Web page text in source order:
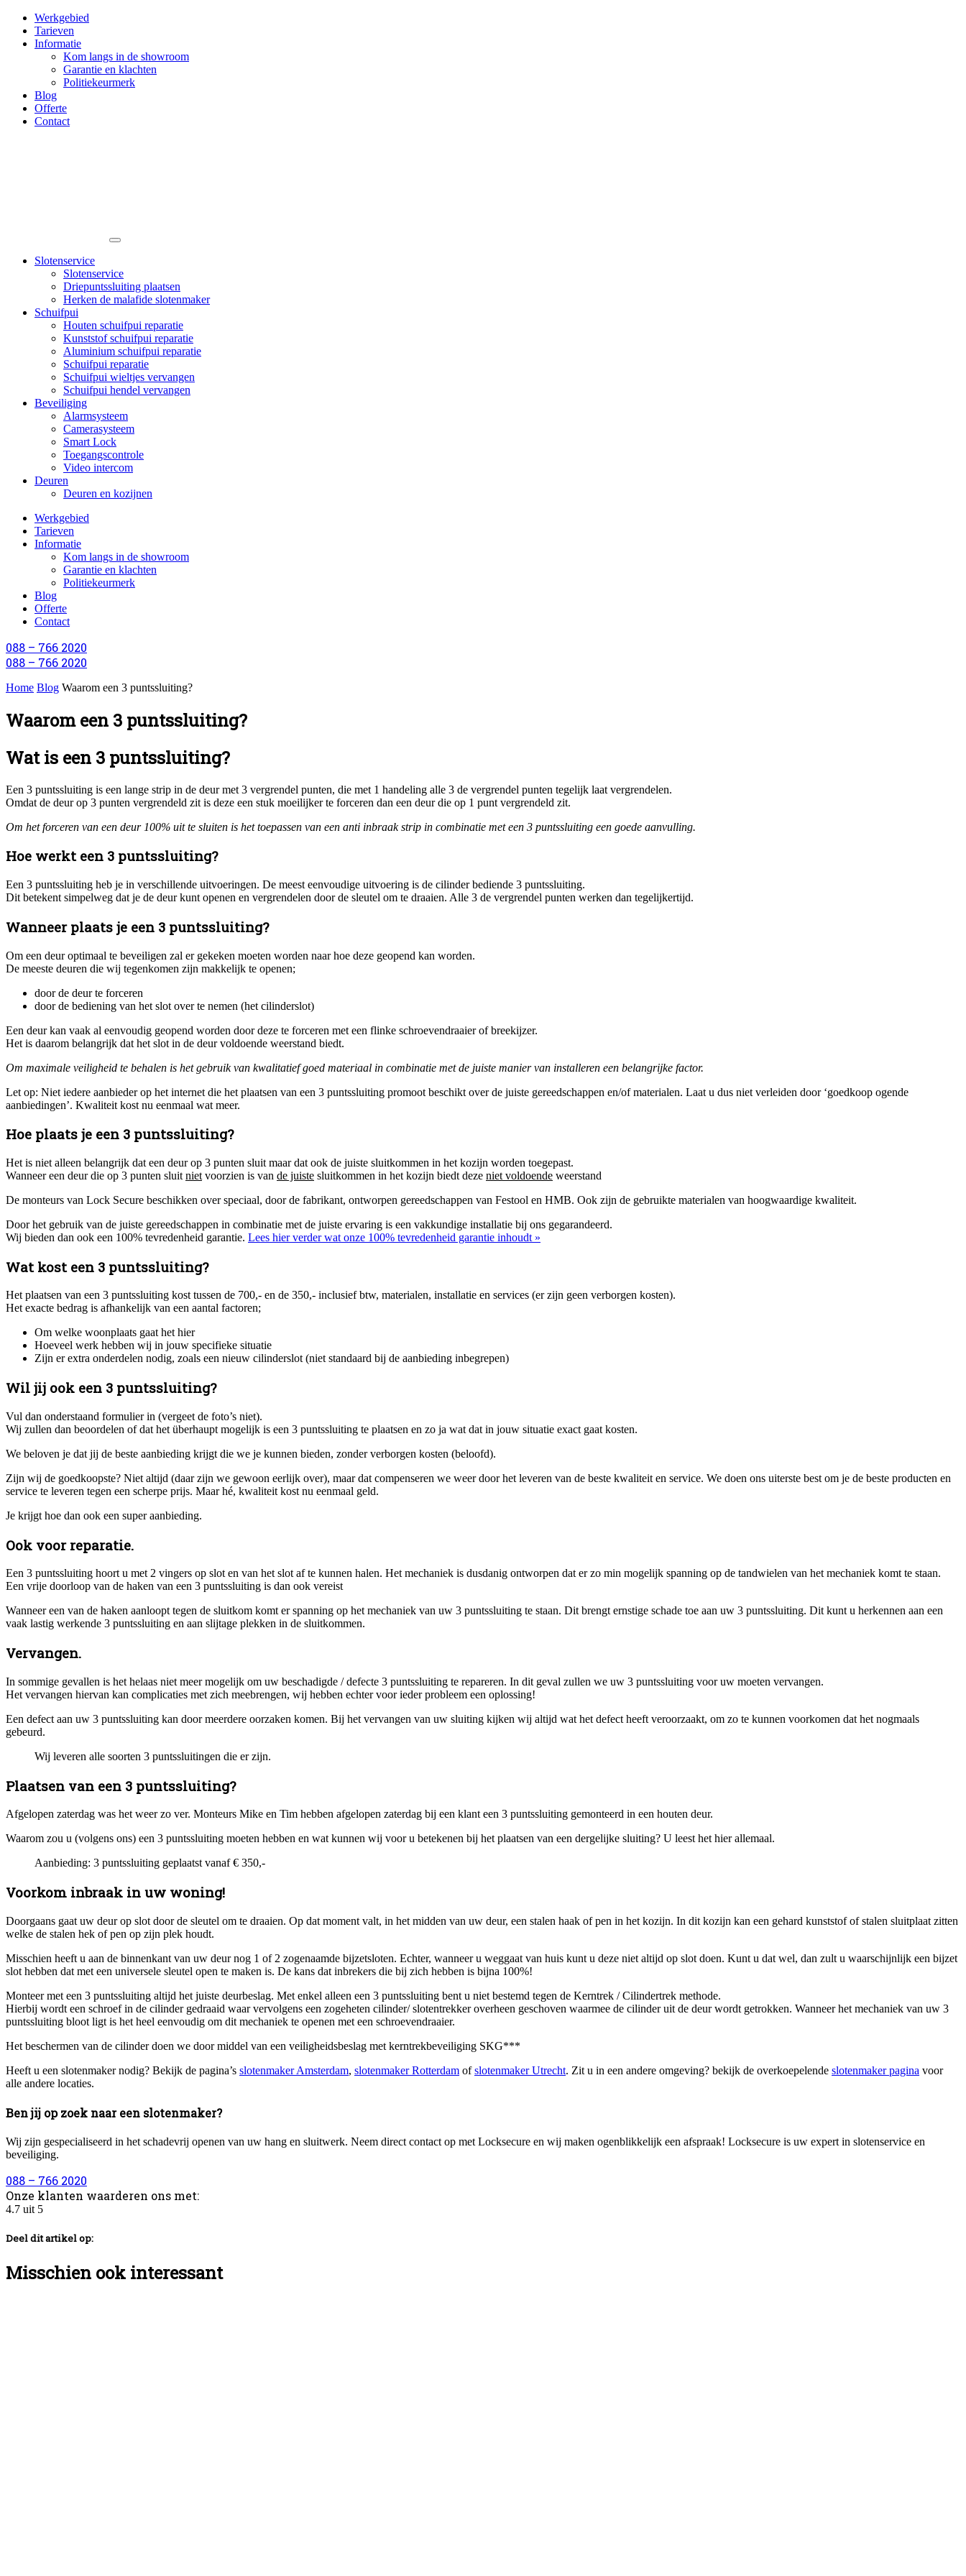
Werkgebied
Tarieven
Informatie
Kom langs in de showroom
Garantie en klachten
Politiekeurmerk
Blog
Offerte
Contact
Slotenservice
Slotenservice
Driepuntssluiting plaatsen
Herken de malafide slotenmaker
Schuifpui
Houten schuifpui reparatie
Kunststof schuifpui reparatie
Aluminium schuifpui reparatie
Schuifpui reparatie
Schuifpui wieltjes vervangen
Schuifpui hendel vervangen
Beveiliging
Alarmsysteem
Camerasysteem
Smart Lock
Toegangscontrole
Video intercom
Deuren
Deuren en kozijnen
Werkgebied
Tarieven
Informatie
Kom langs in de showroom
Garantie en klachten
Politiekeurmerk
Blog
Offerte
Contact
088 – 766 2020
088 – 766 2020
Home Blog Waarom een 3 puntssluiting?
Waarom een 3 puntssluiting?
Wat is een 3 puntssluiting?
Een 3 puntssluiting is een lange strip in de deur met 3 vergrendel punten, die met 1 handeling alle 3 de vergrendel punten tegelijk laat vergrendelen.
Omdat de deur op 3 punten vergrendeld zit is deze een stuk moeilijker te forceren dan een deur die op 1 punt vergrendeld zit.
Om het forceren van een deur 100% uit te sluiten is het toepassen van een anti inbraak strip in combinatie met een 3 puntssluiting een goede aanvulling.
Hoe werkt een 3 puntssluiting?
Een 3 puntssluiting heb je in verschillende uitvoeringen. De meest eenvoudige uitvoering is de cilinder bediende 3 puntssluiting.
Dit betekent simpelweg dat je de deur kunt openen en vergrendelen door de sleutel om te draaien. Alle 3 de vergrendel punten werken dan tegelijkertijd.
Wanneer plaats je een 3 puntssluiting?
Om een deur optimaal te beveiligen zal er gekeken moeten worden naar hoe deze geopend kan worden.
De meeste deuren die wij tegenkomen zijn makkelijk te openen;
door de deur te forceren
door de bediening van het slot over te nemen (het cilinderslot)
Een deur kan vaak al eenvoudig geopend worden door deze te forceren met een flinke schroevendraaier of breekijzer.
Het is daarom belangrijk dat het slot in de deur voldoende weerstand biedt.
Om maximale veiligheid te behalen is het gebruik van kwalitatief goed materiaal in combinatie met de juiste manier van installeren een belangrijke factor.
Let op: Niet iedere aanbieder op het internet die het plaatsen van een 3 puntssluiting promoot beschikt over de juiste gereedschappen en/of materialen. Laat u dus niet verleiden door ‘goedkoop ogende
aanbiedingen’. Kwaliteit kost nu eenmaal wat meer.
Hoe plaats je een 3 puntssluiting?
Het is niet alleen belangrijk dat een deur op 3 punten sluit maar dat ook de juiste sluitkommen in het kozijn worden toegepast.
Wanneer een deur die op 3 punten sluit niet voorzien is van de juiste sluitkommen in het kozijn biedt deze niet voldoende weerstand
De monteurs van Lock Secure beschikken over speciaal, door de fabrikant, ontworpen gereedschappen van Festool en HMB. Ook zijn de gebruikte materialen van hoogwaardige kwaliteit.
Door het gebruik van de juiste gereedschappen in combinatie met de juiste ervaring is een vakkundige installatie bij ons gegarandeerd.
Wij bieden dan ook een 100% tevredenheid garantie. Lees hier verder wat onze 100% tevredenheid garantie inhoudt »
Wat kost een 3 puntssluiting?
Het plaatsen van een 3 puntssluiting kost tussen de 700,- en de 350,- inclusief btw, materialen, installatie en services (er zijn geen verborgen kosten).
Het exacte bedrag is afhankelijk van een aantal factoren;
Om welke woonplaats gaat het hier
Hoeveel werk hebben wij in jouw specifieke situatie
Zijn er extra onderdelen nodig, zoals een nieuw cilinderslot (niet standaard bij de aanbieding inbegrepen)
Wil jij ook een 3 puntssluiting?
Vul dan onderstaand formulier in (vergeet de foto’s niet).
Wij zullen dan beoordelen of dat het überhaupt mogelijk is een 3 puntssluiting te plaatsen en zo ja wat dat in jouw situatie exact gaat kosten.
We beloven je dat jij de beste aanbieding krijgt die we je kunnen bieden, zonder verborgen kosten (beloofd).
Zijn wij de goedkoopste? Niet altijd (daar zijn we gewoon eerlijk over), maar dat compenseren we weer door het leveren van de beste kwaliteit en service. We doen ons uiterste best om je de beste producten en
service te leveren tegen een scherpe prijs. Maar hé, kwaliteit kost nu eenmaal geld.
Je krijgt hoe dan ook een super aanbieding.
Ook voor reparatie.
Een 3 puntssluiting hoort u met 2 vingers op slot en van het slot af te kunnen halen. Het mechaniek is dusdanig ontworpen dat er zo min mogelijk spanning op de tandwielen van het mechaniek komt te staan.
Een vrije doorloop van de haken van een 3 puntssluiting is dan ook vereist
Wanneer een van de haken aanloopt tegen de sluitkom komt er spanning op het mechaniek van uw 3 puntssluiting te staan. Dit brengt ernstige schade toe aan uw 3 puntssluiting. Dit kunt u herkennen aan een
vaak lastig werkende 3 puntssluiting en aan slijtage plekken in de sluitkommen.
Vervangen.
In sommige gevallen is het helaas niet meer mogelijk om uw beschadigde / defecte 3 puntssluiting te repareren. In dit geval zullen we uw 3 puntssluiting voor uw moeten vervangen.
Het vervangen hiervan kan complicaties met zich meebrengen, wij hebben echter voor ieder probleem een oplossing!
Een defect aan uw 3 puntssluiting kan door meerdere oorzaken komen. Bij het vervangen van uw sluiting kijken wij altijd wat het defect heeft veroorzaakt, om zo te kunnen voorkomen dat het nogmaals
gebeurd.
Wij leveren alle soorten 3 puntssluitingen die er zijn.
Plaatsen van een 3 puntssluiting?
Afgelopen zaterdag was het weer zo ver. Monteurs Mike en Tim hebben afgelopen zaterdag bij een klant een 3 puntssluiting gemonteerd in een houten deur.
Waarom zou u (volgens ons) een 3 puntssluiting moeten hebben en wat kunnen wij voor u betekenen bij het plaatsen van een dergelijke sluiting? U leest het hier allemaal.
Aanbieding: 3 puntssluiting geplaatst vanaf € 350,-
Voorkom inbraak in uw woning!
Doorgaans gaat uw deur op slot door de sleutel om te draaien. Op dat moment valt, in het midden van uw deur, een stalen haak of pen in het kozijn. In dit kozijn kan een gehard kunststof of stalen sluitplaat zitten
welke de stalen hek of pen op zijn plek houdt.
Misschien heeft u aan de binnenkant van uw deur nog 1 of 2 zogenaamde bijzetsloten. Echter, wanneer u weggaat van huis kunt u deze niet altijd op slot doen. Kunt u dat wel, dan zult u waarschijnlijk een bijzet
slot hebben dat met een universele sleutel open te maken is. De kans dat inbrekers die bij zich hebben is bijna 100%!
Monteer met een 3 puntssluiting altijd het juiste deurbeslag. Met enkel alleen een 3 puntssluiting bent u niet bestemd tegen de Kerntrek / Cilindertrek methode.
Hierbij wordt een schroef in de cilinder gedraaid waar vervolgens een zogeheten cilinder/ slotentrekker overheen geschoven waarmee de cilinder uit de deur wordt getrokken. Wanneer het mechaniek van uw 3
puntssluiting bloot ligt is het heel eenvoudig om dit mechaniek te openen met een schroevendraaier.
Het beschermen van de cilinder doen we door middel van een veiligheidsbeslag met kerntrekbeveiliging SKG***
Heeft u een slotenmaker nodig? Bekijk de pagina’s slotenmaker Amsterdam, slotenmaker Rotterdam ofslotenmaker Utrecht. Zit u in een andere omgeving? bekijk de overkoepelende slotenmaker pagina voor
alle andere locaties.
Ben jij op zoek naar een slotenmaker?
Wij zijn gespecialiseerd in het schadevrij openen van uw hang en sluitwerk. Neem direct contact op met Locksecure en wij maken ogenblikkelijk een afspraak! Locksecure is uw expert in slotenservice en
beveiliging.
088 – 766 2020
Onze klanten waarderen ons met:
4.7 uit 5
Deel dit artikel op:
Misschien ook interessant